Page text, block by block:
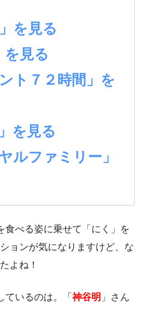
を見る
を見る
ト７２時間」を
を見る
ルファミリー」
食べる姿に乗せて「にく」を
ョンが気になりますけど、な
よね！
ているのは。「神谷明 」さん